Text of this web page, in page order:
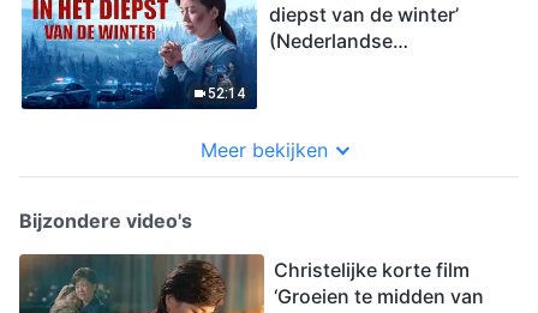
52:14
diepst van de winter’
(Nederlandse
Meer bekijken
Bijzondere video's
Christelijke korte film
‘Groeien te midden van